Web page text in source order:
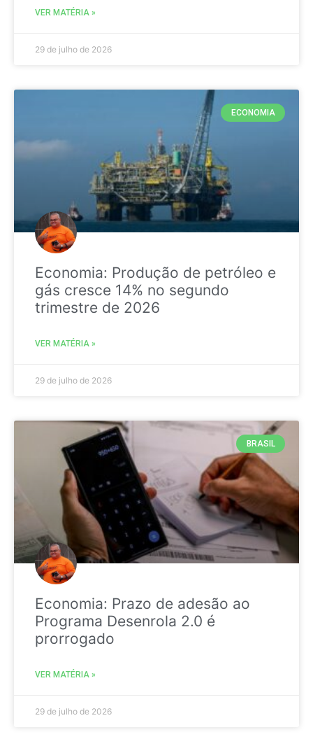
VER MATÉRIA »
29 de julho de 2026
ECONOMIA
Economia: Produção de petróleo e
gás cresce 14% no segundo
trimestre de 2026
VER MATÉRIA »
29 de julho de 2026
BRASIL
Economia: Prazo de adesão ao
Programa Desenrola 2.0 é
prorrogado
VER MATÉRIA »
29 de julho de 2026